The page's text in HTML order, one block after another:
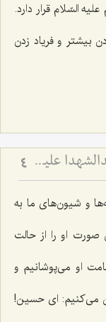
السّلام قرار دارد.
بیشتر و فریاد زدن
دیدگاه‌های مختلف راجع به قیام سیدالشهدا علیه السلام - بررسی اجمالی هدف قیام امام حسین علیه‌السلام 4
و شیون‌های ما به
او را از حالت
او می‌پوشانیم و
می‌کنیم: ای حسین!